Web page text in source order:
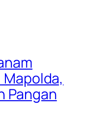
Pangan